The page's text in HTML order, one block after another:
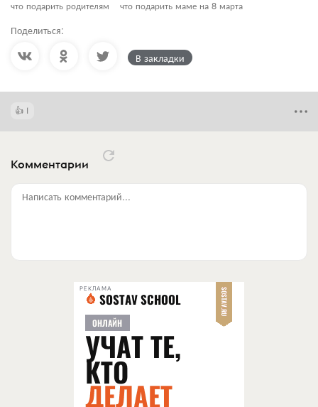
что подарить родителям что подарить маме на 8 марта
Поделиться:
В закладки
1
Комментарии
Написать комментарий...
РЕКЛАМА